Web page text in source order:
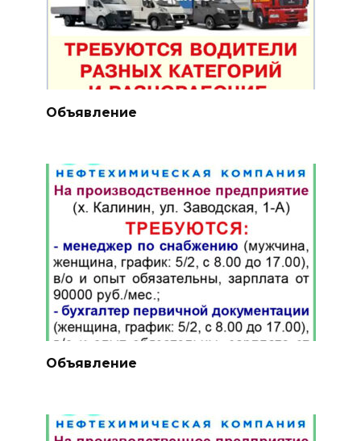
Объявление
Объявление